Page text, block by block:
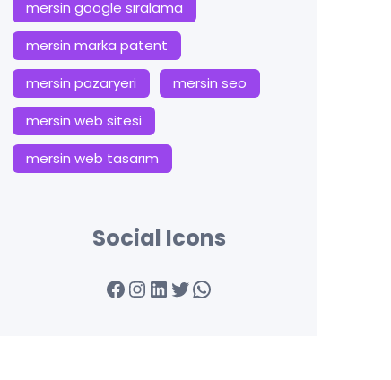
mersin google sıralama
mersin marka patent
mersin pazaryeri
mersin seo
mersin web sitesi
mersin web tasarım
Social Icons
Facebook InstagramLinkedIn Twitter WhatsApp